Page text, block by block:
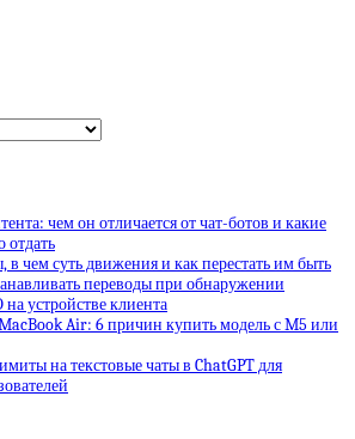
чем он отличается от чат-ботов и какие
отдать
в чем суть движения и как перестать им быть
переводы при обнаружении
устройстве клиента
Air: 6 причин купить модель с M5 или
на текстовые чаты в ChatGPT для